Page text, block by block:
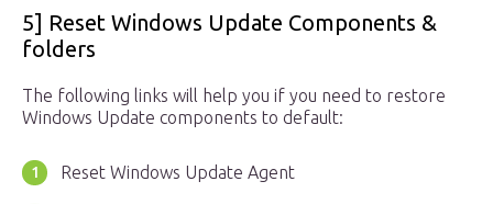
5] Reset Windows Update Components &
folders
The following links will help you if you need to restore
Windows Update components to default:
Reset Windows Update Agent